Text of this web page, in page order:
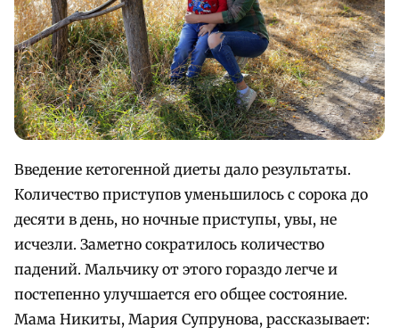
Введение кетогенной диеты дало результаты.
Количество приступов уменьшилось с сорока до
десяти в день, но ночные приступы, увы, не
исчезли. Заметно сократилось количество
падений. Мальчику от этого гораздо легче и
постепенно улучшается его общее состояние.
Мама Никиты, Мария Супрунова, рассказывает: